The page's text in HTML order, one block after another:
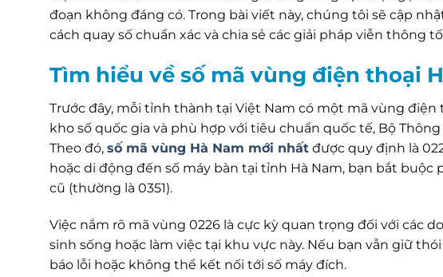
đoạn không đáng có. Trong bài viết này, chúng tôi sẽ cập
cách quay số chuẩn xác và chia sẻ các giải pháp viễn thông
Tìm hiểu về số mã vùng điện thoại
Trước đây, mỗi tỉnh thành tại Việt Nam có một mã vùng
kho số quốc gia và phù hợp với tiêu chuẩn quốc tế, Bộ
Theo đó, số mã vùng Hà Nam mới nhất được quy định là
hoặc di động đến số máy bàn tại tỉnh Hà Nam, bạn bắt
cũ (thường là 0351).
Việc nắm rõ mã vùng 0226 là cực kỳ quan trọng đối với các
sinh sống hoặc làm việc tại khu vực này. Nếu bạn vẫn giữ
báo lỗi hoặc không thể kết nối tới số máy đích.